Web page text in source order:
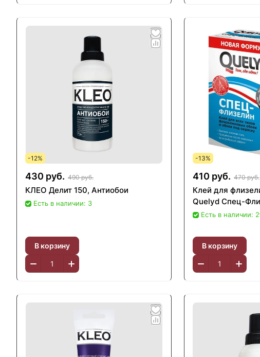
-12%
430 руб. 490 руб.
КЛЕО Делит 150, Антиобои
Есть в наличии: 3
В корзину
-13%
410 руб. 470 руб.
Клей для
Quelyd Спец-
Есть в наличии:
В корзину